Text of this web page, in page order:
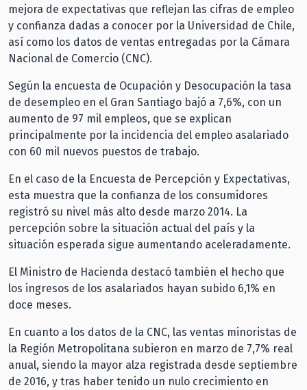
mejora de expectativas que reflejan las cifras de empleo
y confianza dadas a conocer por la Universidad de Chile,
así como los datos de ventas entregadas por la Cámara
Nacional de Comercio (CNC).
Según la encuesta de Ocupación y Desocupación la tasa
de desempleo en el Gran Santiago bajó a 7,6%, con un
aumento de 97 mil empleos, que se explican
principalmente por la incidencia del empleo asalariado
con 60 mil nuevos puestos de trabajo.
En el caso de la Encuesta de Percepción y Expectativas,
esta muestra que la confianza de los consumidores
registró su nivel más alto desde marzo 2014. La
percepción sobre la situación actual del país y la
situación esperada sigue aumentando aceleradamente.
El Ministro de Hacienda destacó también el hecho que
los ingresos de los asalariados hayan subido 6,1% en
doce meses.
En cuanto a los datos de la CNC, las ventas minoristas de
la Región Metropolitana subieron en marzo de 7,7% real
anual, siendo la mayor alza registrada desde septiembre
de 2016, y tras haber tenido un nulo crecimiento en